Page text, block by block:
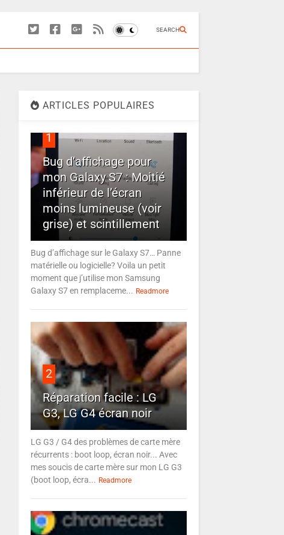
SEARCH
ARTICLES POPULAIRES
1
Bug d’affichage pour
mon Galaxy S7 : Moitié
inférieur de l’écran
moins lumineuse (voir
grise) et scintillement
Bug d’affichage sur le Galaxy S7… Panne
matérielle ou logicielle? Voila un petit
moment que j’utilise mon Samsung
Galaxy S7 en remplaceme... Readmore
2
Réparation facile : LG
G3, LG G4 écran noir
LG G3 / G4 des problèmes de carte mère
récurrents : boot loop, écran noir... Avec
mes soucis de carte mère sur mon LG G3
(boot loop, écra... Readmore